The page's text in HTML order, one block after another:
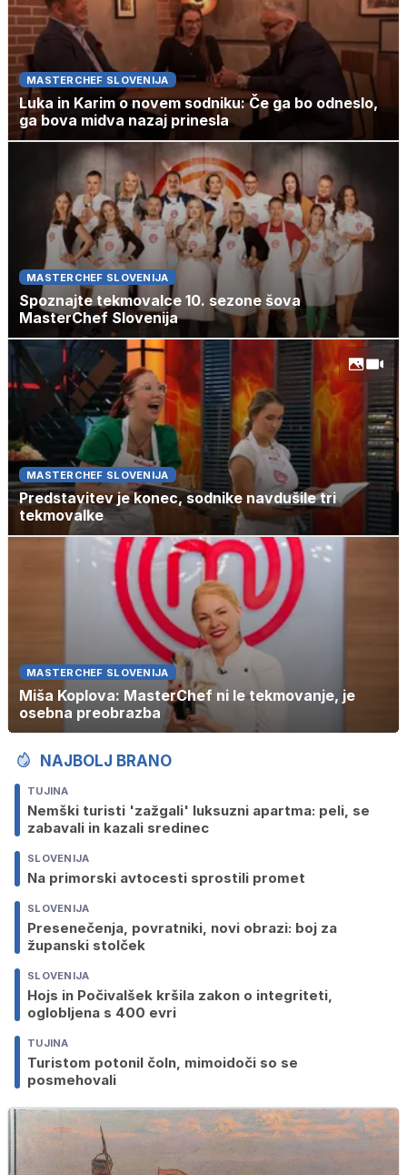
MASTERCHEF SLOVENIJA
Luka in Karim o novem sodniku: Če ga bo odneslo,
ga bova midva nazaj prinesla
MASTERCHEF SLOVENIJA
Spoznajte tekmovalce 10. sezone šova
MasterChef Slovenija
MASTERCHEF SLOVENIJA
Predstavitev je konec, sodnike navdušile tri
tekmovalke
MASTERCHEF SLOVENIJA
Miša Koplova: MasterChef ni le tekmovanje, je
osebna preobrazba
NAJBOLJ BRANO
TUJINA
Nemški turisti 'zažgali' luksuzni apartma: peli, se
zabavali in kazali sredinec
SLOVENIJA
Na primorski avtocesti sprostili promet
SLOVENIJA
Presenečenja, povratniki, novi obrazi: boj za
županski stolček
SLOVENIJA
Hojs in Počivalšek kršila zakon o integriteti,
oglobljena s 400 evri
TUJINA
Turistom potonil čoln, mimoidoči so se
posmehovali